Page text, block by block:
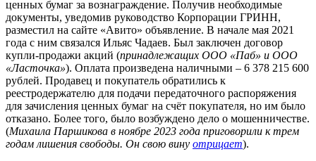
ценных бумаг за вознаграждение. Получив необходимые
документы, уведомив руководство Корпорации ГРИНН,
разместил на сайте «Авито» объявление. В начале мая 2021
года с ним связался Ильяс Чадаев. Был заключен договор
купли-продажи акций (принадлежащих ООО «Паб» и ООО
«Ласточка»). Оплата произведена наличными – 6 378 215 600
рублей. Продавец и покупатель обратились к
реестродержателю для подачи передаточного распоряжения
для зачисления ценных бумаг на счёт покупателя, но им было
отказано. Более того, было возбуждено дело о мошенничестве.
(Михаила Паршикова в ноябре 2023 года приговорили к трем
годам лишения свободы. Он свою вину отрицает).